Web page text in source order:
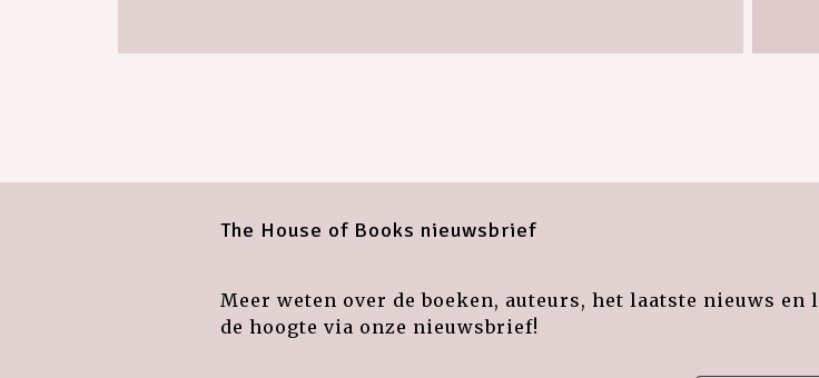
The House of Books nieuwsbrief
Meer weten over de boeken, auteurs, het laatste nieuws
de hoogte via onze nieuwsbrief!